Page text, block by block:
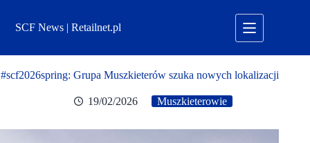
treściSCF News | Retailnet.pl
#scf2026spring: Grupa Muszkieterów szuka nowych lokalizacji
19/02/2026 Muszkieterowie